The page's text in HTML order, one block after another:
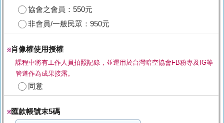
協會之會員：550元
非會員/一般民眾：950元
※肖像權使用授權
課程中將有工作人員拍照記錄，並運用於台灣暗空協會FB粉專及IG等
管道作為成果接露。
同意
※匯款帳號末5碼